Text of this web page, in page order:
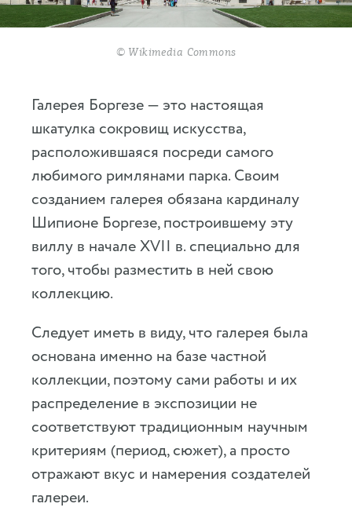
© Wikimedia Commons
Галерея Боргезе — это настоящая
шкатулка сокровищ искусства,
расположившаяся посреди самого
любимого римлянами парка. Своим
созданием галерея обязана кардиналу
Шипионе Боргезе, построившему эту
виллу в начале XVII в. специально для
того, чтобы разместить в ней свою
коллекцию.
Следует иметь в виду, что галерея была
основана именно на базе частной
коллекции, поэтому сами работы и их
распределение в экспозиции не
соответствуют традиционным научным
критериям (период, сюжет), а просто
отражают вкус и намерения создателей
галереи.